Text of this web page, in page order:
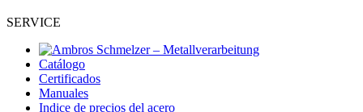
SERVICE
Catálogo
Certificados
Manuales
Indice de precios del acero